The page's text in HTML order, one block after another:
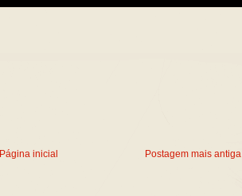
Postagem mais antiga
Página inicial